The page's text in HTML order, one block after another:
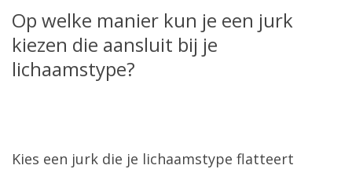
Op welke manier kun je een jurk
kiezen die aansluit bij je
lichaamstype?
Kies een jurk die je lichaamstype flatteert